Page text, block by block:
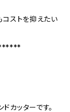
コストを抑えたい
カッターです。